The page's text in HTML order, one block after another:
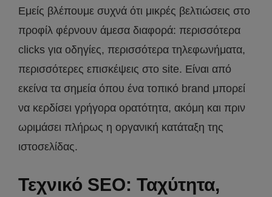
Εμείς βλέπουμε συχνά ότι μικρές βελτιώσεις στο
προφίλ φέρνουν άμεσα διαφορά: περισσότερα
clicks για οδηγίες, περισσότερα τηλεφωνήματα,
περισσότερες επισκέψεις στο site. Είναι από
εκείνα τα σημεία όπου ένα τοπικό brand μπορεί
να κερδίσει γρήγορα ορατότητα, ακόμη και πριν
ωριμάσει πλήρως η οργανική κατάταξη της
ιστοσελίδας.
Τεχνικό SEO: Ταχύτητα,